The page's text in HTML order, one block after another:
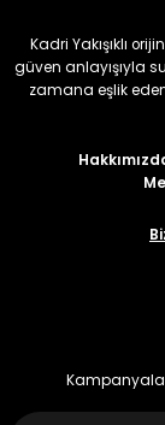
Kadri Yakışıklı
güven anlayışıyla
zamana eşlik